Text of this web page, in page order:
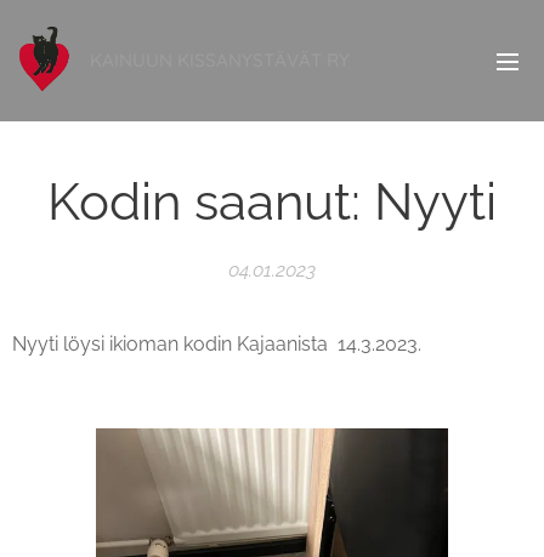
Kodin saanut: Nyyti
04.01.2023
Nyyti löysi ikioman kodin Kajaanista 14.3.2023.